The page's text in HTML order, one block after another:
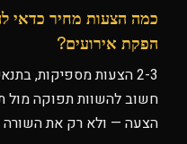
כמה הצעות מחיר כדאי
הפקת אירועים?
2-3 הצעות מספיקות,
חשוב להשוות תפוקה מול
הצעה — ולא רק את השורה